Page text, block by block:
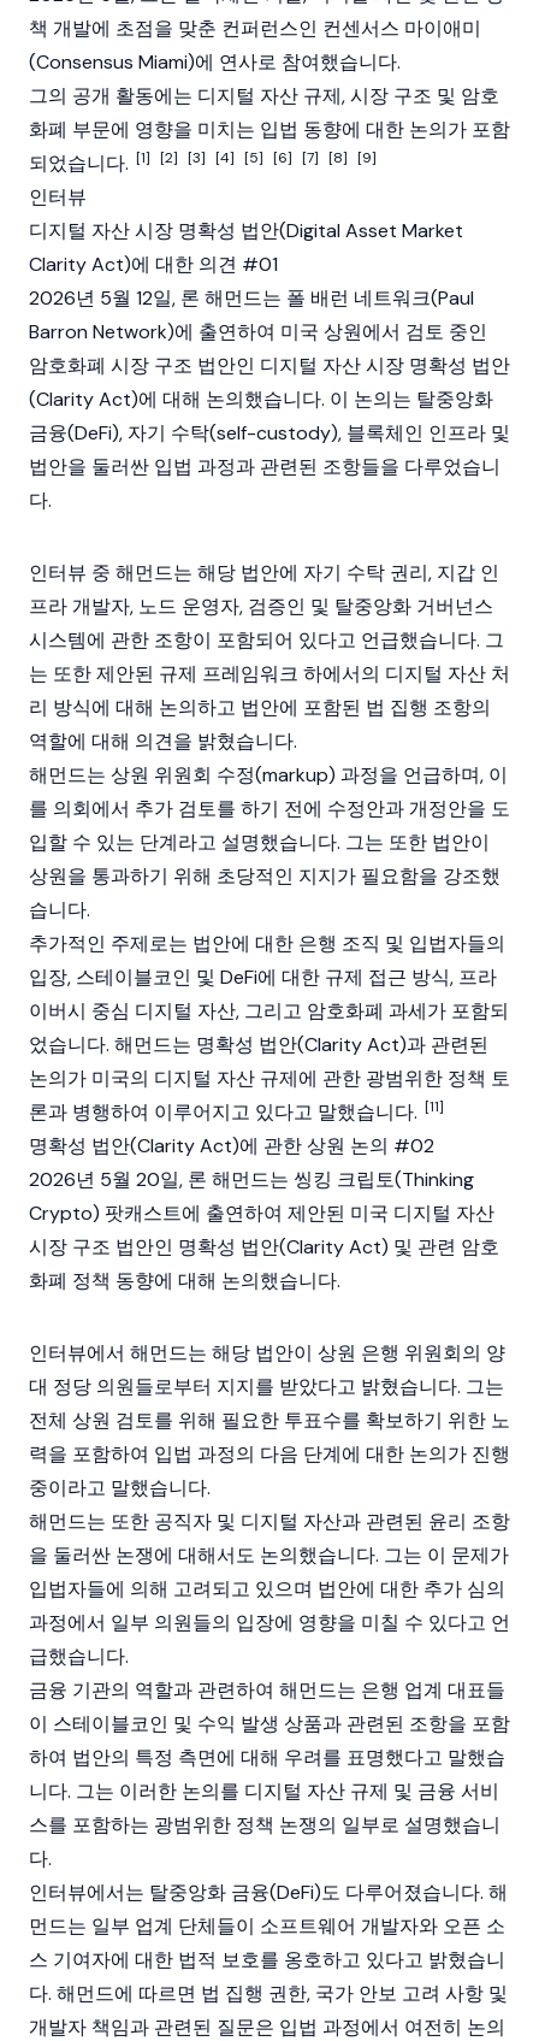
책 개발에 초점을 맞춘 컨퍼런스인 컨센서스 마이애미
(Consensus Miami)에 연사로 참여했습니다.
그의 공개 활동에는 디지털 자산 규제, 시장 구조 및 암호
화폐 부문에 영향을 미치는 입법 동향에 대한 논의가 포함
되었습니다. [1] [2] [3] [4] [5] [6] [7] [8] [9]
인터뷰
디지털 자산 시장 명확성 법안(Digital Asset Market
Clarity Act)에 대한 의견 #01
2026년 5월 12일, 론 해먼드는 폴 배런 네트워크(Paul
Barron Network)에 출연하여 미국 상원에서 검토 중인
암호화폐 시장 구조 법안인 디지털 자산시장 명확성 법안
(Clarity Act)에 대해 논의했습니다. 이 논의는 탈중앙화
금융(DeFi), 자기 수탁(self-custody), 블록체인 인프라 및
법안을 둘러싼 입법 과정과 관련된 조항들을 다루었습니
다.
인터뷰 중 해먼드는 해당 법안에 자기 수탁 권리, 지갑 인
프라 개발자, 노드 운영자, 검증인 및 탈중앙화 거버넌스
시스템에 관한 조항이 포함되어 있다고 언급했습니다. 그
는 또한 제안된 규제 프레임워크 하에서의 디지털 자산 처
리 방식에 대해 논의하고 법안에 포함된 법 집행 조항의
역할에 대해 의견을 밝혔습니다.
해먼드는 상원 위원회 수정(markup) 과정을 언급하며, 이
를 의회에서 추가 검토를 하기 전에 수정안과 개정안을 도
입할 수 있는 단계라고 설명했습니다. 그는 또한 법안이
상원을 통과하기 위해 초당적인 지지가 필요함을 강조했
습니다.
추가적인 주제로는 법안에 대한 은행 조직 및 입법자들의
입장, 스테이블코인 및 DeFi에 대한 규제 접근 방식, 프라
이버시 중심 디지털 자산, 그리고 암호화폐 과세가 포함되
었습니다. 해먼드는 명확성 법안(Clarity Act)과 관련된
논의가 미국의 디지털 자산 규제에 관한 광범위한 정책 토
론과 병행하여 이루어지고 있다고 말했습니다. [11]
명확성 법안(Clarity Act)에 관한 상원 논의 #02
2026년 5월 20일, 론 해먼드는 씽킹 크립토(Thinking
Crypto) 팟캐스트에 출연하여 제안된 미국 디지털 자산
시장 구조 법안인 명확성 법안(Clarity Act) 및 관련 암호
화폐 정책 동향에 대해 논의했습니다.
인터뷰에서 해먼드는 해당 법안이 상원 은행 위원회의 양
대 정당 의원들로부터 지지를 받았다고 밝혔습니다. 그는
전체 상원 검토를 위해 필요한 투표수를 확보하기 위한 노
력을 포함하여 입법 과정의 다음 단계에 대한 논의가 진행
중이라고 말했습니다.
해먼드는 또한 공직자 및 디지털 자산과 관련된 윤리 조항
을 둘러싼 논쟁에 대해서도 논의했습니다. 그는 이 문제가
입법자들에 의해 고려되고 있으며 법안에 대한 추가 심의
과정에서 일부 의원들의 입장에 영향을 미칠 수 있다고 언
급했습니다.
금융 기관의 역할과 관련하여 해먼드는 은행 업계 대표들
이 스테이블코인 및 수익 발생 상품과 관련된 조항을 포함
하여 법안의 특정 측면에 대해 우려를 표명했다고 말했습
니다. 그는 이러한 논의를 디지털 자산 규제 및 금융 서비
스를 포함하는 광범위한 정책 논쟁의 일부로 설명했습니
다.
인터뷰에서는 탈중앙화 금융(DeFi)도 다루어졌습니다. 해
먼드는 일부 업계 단체들이 소프트웨어 개발자와 오픈 소
스 기여자에 대한 법적 보호를 옹호하고 있다고 밝혔습니
다. 해먼드에 따르면 법 집행 권한, 국가 안보 고려 사항 및
개발자 책임과 관련된 질문은 입법 과정에서 여전히 논의